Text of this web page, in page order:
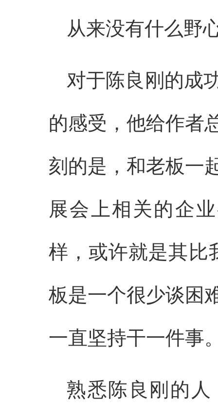
从来没有什么野
对于陈良刚的成
的感受，他给作者
刻的是，和老板一
展会上相关的企
样，或许就是其比
板是一个很少谈困
一直坚持干一件事
熟悉陈良刚的